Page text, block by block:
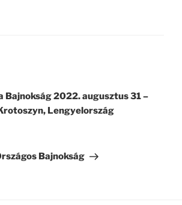
Bajnokság 2022. augusztus 31 –
Lengyelország
Bajnokság